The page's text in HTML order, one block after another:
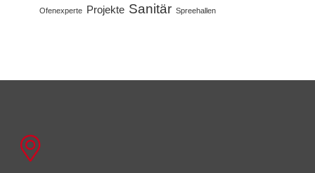
Ofenexperte Projekte Sanitär Spreehallen